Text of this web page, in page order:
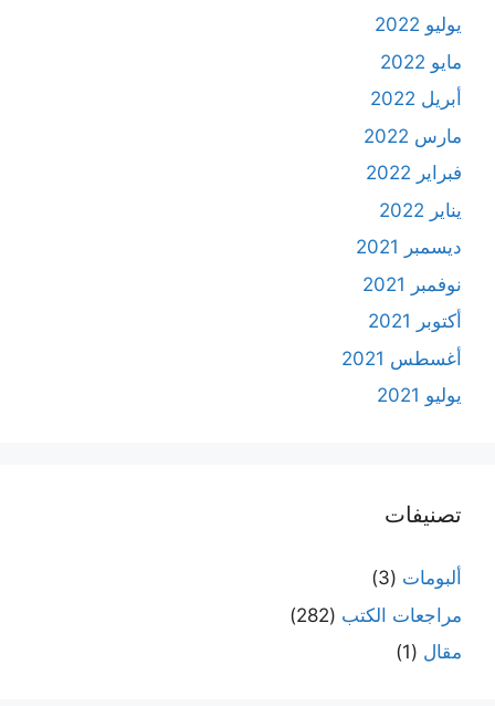
يوليو 2022
مايو 2022
أبريل 2022
مارس 2022
فبراير 2022
يناير 2022
ديسمبر 2021
نوفمبر 2021
أكتوبر 2021
أغسطس 2021
يوليو 2021
تصنيفات
ألبومات (3)
مراجعات الكتب (282)
مقال (1)